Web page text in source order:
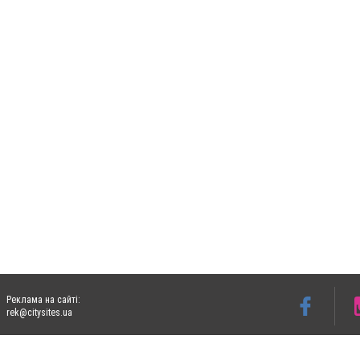
Реклама на сайті:
rek@citysites.ua